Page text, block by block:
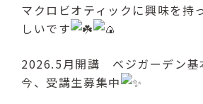
マクロビオティックに興味を持
しいです
2026.5月開講 ベジガーデン
今、受講生募集中